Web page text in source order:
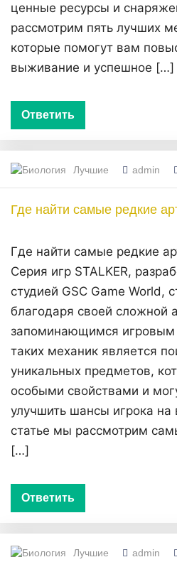
ценные ресурсы и
рассмотрим пять лучших
которые помогут вам
выживание и успешное […]
Ответить
Лучшие admin
Где найти самые редкие
Где найти самые редкие
Серия игр STALKER,
студией GSC Game World,
благодаря своей сложной
запоминающимся
таких механик является
уникальных предметов,
особыми свойствами и
улучшить шансы игрока
статье мы рассмотрим
[…]
Ответить
Лучшие admin